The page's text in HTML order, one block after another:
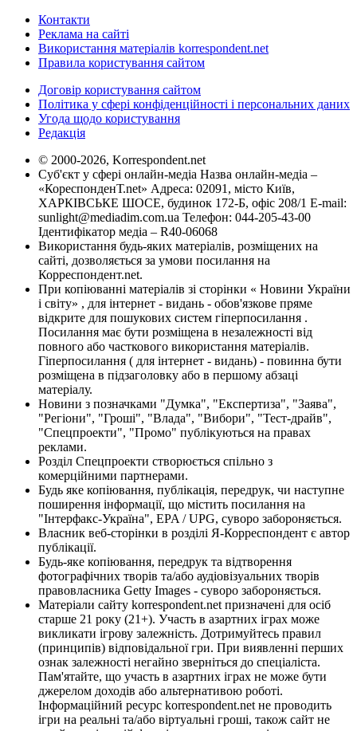
Контакти
Реклама на сайті
Використання матеріалів korrespondent.net
Правила користування сайтом
Договір користування сайтом
Політика у сфері конфіденційності і персональних даних
Угода щодо користування
Редакція
© 2000-2026, Korrespondent.net
Суб'єкт у сфері онлайн-медіа Назва онлайн-медіа –
«КореспонденТ.net» Адреса: 02091, місто Київ,
ХАРКІВСЬКЕ ШОСЕ, будинок 172-Б, офіс 208/1 E-mail:
sunlight@mediadim.com.ua Телефон: 044-205-43-00
Ідентифікатор медіа – R40-06068
Використання будь-яких матеріалів, розміщених на
сайті, дозволяється за умови посилання на
Корреспондент.net.
При копіюванні матеріалів зі сторінки « Новини України
і світу» , для інтернет - видань - обов'язкове пряме
відкрите для пошукових систем гіперпосилання .
Посилання має бути розміщена в незалежності від
повного або часткового використання матеріалів.
Гіперпосилання ( для інтернет - видань) - повинна бути
розміщена в підзаголовку або в першому абзаці
матеріалу.
Новини з позначками "Думка", "Експертиза", "Заява",
"Регіони", "Гроші", "Влада", "Вибори", "Тест-драйв",
"Спецпроекти", "Промо" публікуються на правах
реклами.
Розділ Спецпроекти створюється спільно з
комерційними партнерами.
Будь яке копіювання, публікація, передрук, чи наступне
поширення інформації, що містить посилання на
"Інтерфакс-Україна", EPA / UPG, суворо забороняється.
Власник веб-сторінки в розділі Я-Корреспондент є автор
публікації.
Будь-яке копіювання, передрук та відтворення
фотографічних творів та/або аудіовізуальних творів
правовласника Getty Images - суворо забороняється.
Матеріали сайту korrespondent.net призначені для осіб
старше 21 року (21+). Участь в азартних іграх може
викликати ігрову залежність. Дотримуйтесь правил
(принципів) відповідальної гри. При виявленні перших
ознак залежності негайно зверніться до спеціаліста.
Пам'ятайте, що участь в азартних іграх не може бути
джерелом доходів або альтернативою роботі.
Інформаційний ресурс korrespondent.net не проводить
ігри на реальні та/або віртуальні гроші, також сайт не